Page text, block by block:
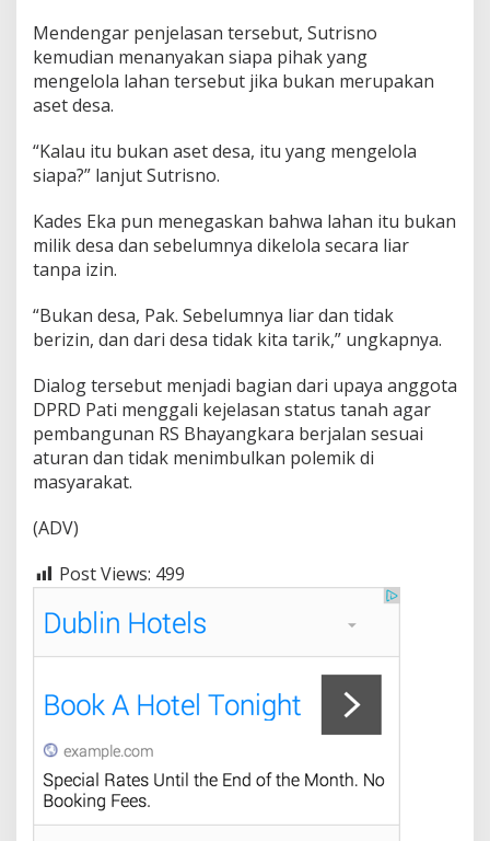
Mendengar penjelasan tersebut, Sutrisno
kemudian menanyakan siapa pihak yang
mengelola lahan tersebut jika bukan merupakan
aset desa.
“Kalau itu bukan aset desa, itu yang mengelola
siapa?” lanjut Sutrisno.
Kades Eka pun menegaskan bahwa lahan itu bukan
milik desa dan sebelumnya dikelola secara liar
tanpa izin.
“Bukan desa, Pak. Sebelumnya liar dan tidak
berizin, dan dari desa tidak kita tarik,” ungkapnya.
Dialog tersebut menjadi bagian dari upaya anggota
DPRD Pati menggali kejelasan status tanah agar
pembangunan RS Bhayangkara berjalan sesuai
aturan dan tidak menimbulkan polemik di
masyarakat.
(ADV)
Post Views: 499